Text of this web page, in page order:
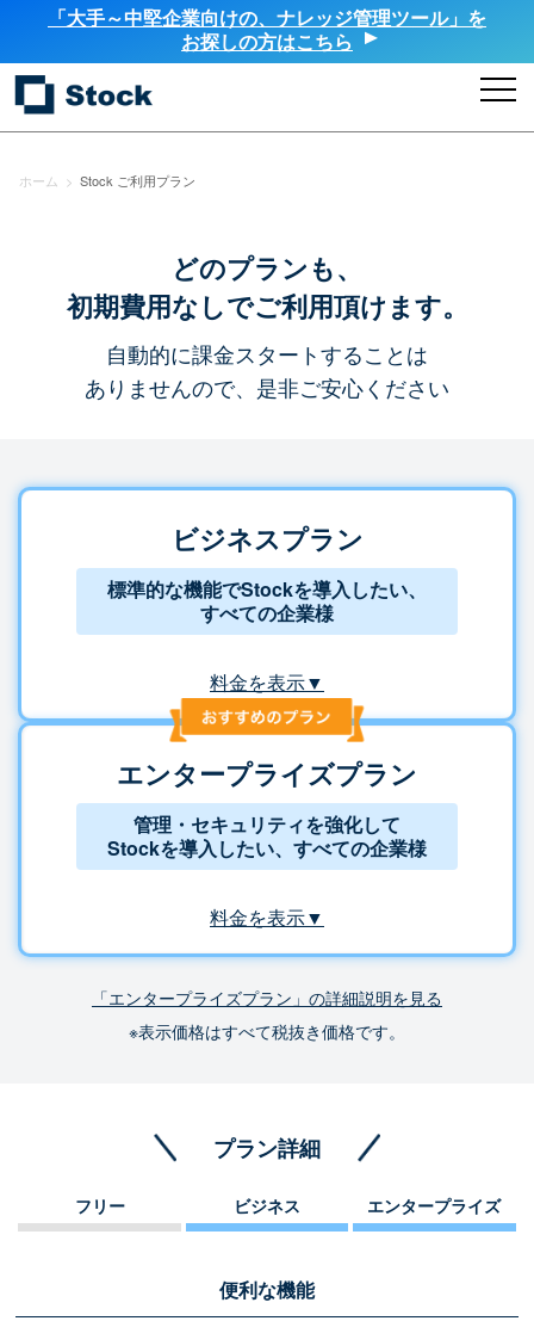
「大手～中堅企業向けの、ナレッジ管理ツール」を
お探しの方はこちら
ホーム > Stock ご利用プラン
どのプランも、
初期費用なしでご利用頂けます。
自動的に課金スタートすることは
ありませんので、是非ご安心ください
ビジネスプラン
標準的な機能でStockを導入したい、
すべての企業様
料金を表示▼
エンタープライズプラン
管理・セキュリティを強化して
Stockを導入したい、すべての企業様
料金を表示▼
「エンタープライズプラン」の詳細説明を見る
※表示価格はすべて税抜き価格です。
プラン詳細
フリー ビジネス エンタープライズ
便利な機能